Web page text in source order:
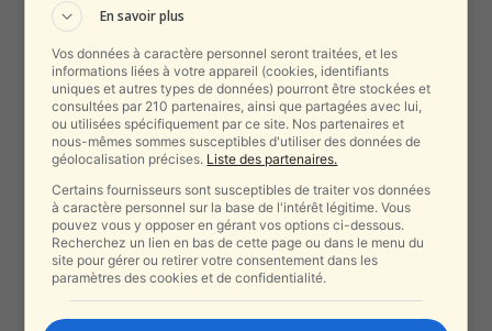
alxprss_sab
Un législateur de New York
fustigé pour ses allégations
scandaleuses selon...
alxprss_sab - 28 janvier 2021
La mutation britannique affecte
les enfants israéliens avec
75000 mineurs infectés
En savoir plus
Vos données à caractère personnel seront traitées, et les
informations liées à votre appareil (cookies, identifiants
uniques et autres types de données) pourront être stockées et
consultées par 210 partenaires, ainsi que partagées avec lui,
ou utilisées spécifiquement par ce site. Nos partenaires et
nous-mêmes sommes susceptibles d'utiliser des données de
géolocalisation précises. Liste des partenaires.
Certains fournisseurs sont susceptibles de traiter vos données
à caractère personnel sur la base de l'intérêt légitime. Vous
pouvez vous y opposer en gérant vos options ci-dessous.
Recherchez un lien en bas de cette page ou dans le menu du
site pour gérer ou retirer votre consentement dans les
paramètres des cookies et de confidentialité.